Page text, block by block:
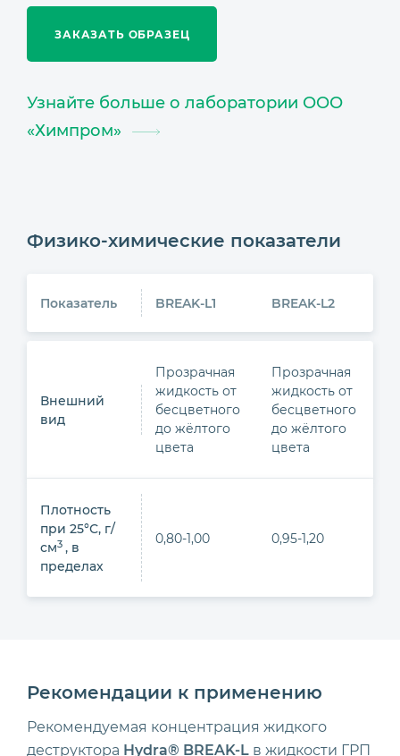
ЗАКАЗАТЬ ОБРАЗЕЦ
Узнайте больше о лаборатории ООО
«Химпром»
Физико-химические показатели
Показатель BREAK-L1 BREAK-L2
Внешний
вид
Прозрачная
жидкость от
бесцветного
до жёлтого
цвета
Прозрачная
жидкость от
бесцветного
до жёлтого
цвета
Плотность
при 25°С, г/
см3 , в
пределах
0,80-1,00 0,95-1,20
Рекомендации к применению
Рекомендуемая концентрация жидкого
деструктора Hydra® BREAK-L в жидкости ГРП